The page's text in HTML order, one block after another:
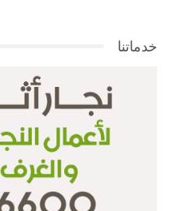
خدماتنا